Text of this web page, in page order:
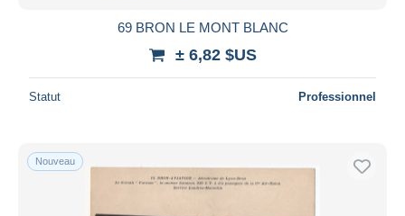
69 BRON LE MONT BLANC
± 6,82 $US
Statut Professionnel
Nouveau